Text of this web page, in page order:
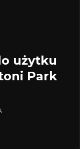
użytku
Park